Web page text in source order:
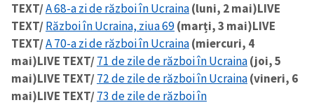
TEXT/A 68-a zi de război în Ucraina(luni, 2 mai)LIVE
TEXT/Război în Ucraina, ziua 69(marți, 3 mai)LIVE
TEXT/A 70-a zi de război în Ucraina(miercuri, 4
mai)LIVE TEXT/71 de zile de război în Ucraina(joi, 5
mai)LIVE TEXT/72 de zile de război în Ucraina(vineri, 6
mai)LIVE TEXT/73 de zile de război în